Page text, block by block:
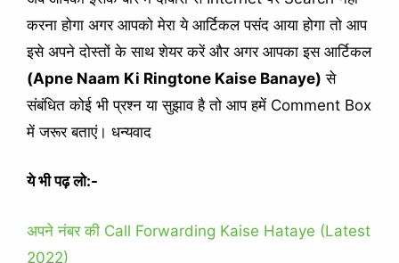
करना होगा अगर आपको मेरा ये आर्टिकल पसंद आया होगा तो आप
इसे अपने दोस्तों के साथ शेयर करें और अगर आपका इस आर्टिकल
(Apne Naam Ki Ringtone Kaise Banaye) से
संबंधित कोई भी प्रश्न या सुझाव है तो आप हमें Comment Box
में जरूर बताएं। धन्यवाद
ये भी पढ़ लो:-
अपने नंबर की Call Forwarding Kaise Hataye (Latest
2022)